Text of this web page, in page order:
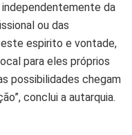
independentemente da
ou das
espirito e vontade,
para eles próprios
possibilidades chegam
conclui a autarquia.